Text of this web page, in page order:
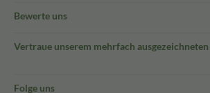
Bewerte uns
Vertraue unserem mehrfach
Folge uns